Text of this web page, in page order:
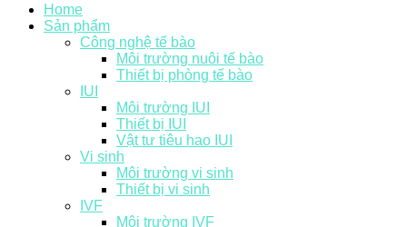
Home
Sản phẩm
Công nghệ tế bào
Môi trường nuôi tế bào
Thiết bị phòng tế bào
IUI
Môi trường IUI
Thiết bị IUI
Vật tư tiêu hao IUI
Vi sinh
Môi trường vi sinh
Thiết bị vi sinh
IVF
Môi trường IVF